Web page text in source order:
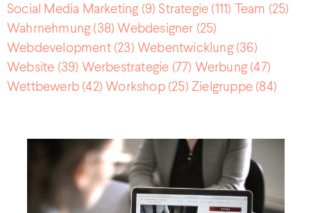
Social Media Marketing(9) Strategie (111) Team (25)
Wahrnehmung(38) Webdesigner (25)
Webdevelopment(23) Webentwicklung(36)
Website (39) Werbestrategie (77) Werbung(47)
Wettbewerb (42) Workshop(25) Zielgruppe (84)